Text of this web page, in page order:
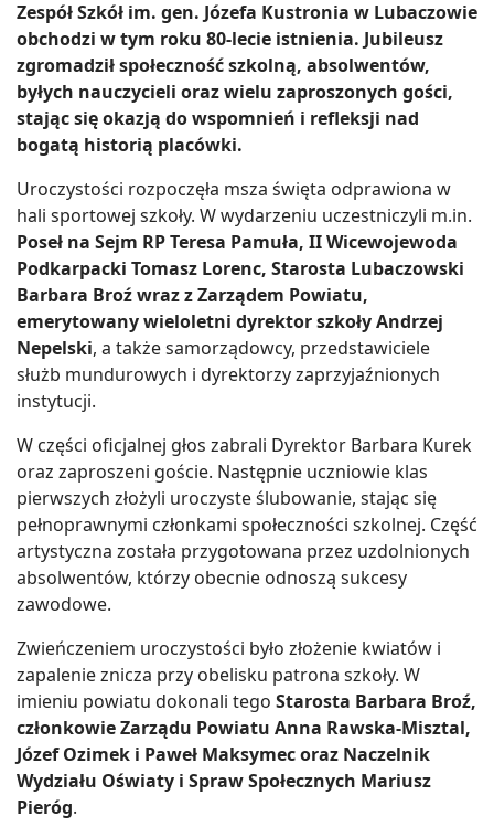
Zespół Szkół im. gen. Józefa Kustronia w Lubaczowie
obchodzi w tym roku 80-lecie istnienia. Jubileusz
zgromadził społeczność szkolną, absolwentów,
byłych nauczycieli oraz wielu zaproszonych gości,
stając się okazją do wspomnień i refleksji nad
bogatą historią placówki.
Uroczystości rozpoczęła msza święta odprawiona w
hali sportowej szkoły. W wydarzeniu uczestniczyli m.in.
Poseł na Sejm RP Teresa Pamuła, II Wicewojewoda
Podkarpacki Tomasz Lorenc, Starosta Lubaczowski
Barbara Broź wraz z Zarządem Powiatu,
emerytowany wieloletni dyrektor szkoły Andrzej
Nepelski, a także samorządowcy, przedstawiciele
służb mundurowych i dyrektorzy zaprzyjaźnionych
instytucji.
W części oficjalnej głos zabrali Dyrektor Barbara Kurek
oraz zaproszeni goście. Następnie uczniowie klas
pierwszych złożyli uroczyste ślubowanie, stając się
pełnoprawnymi członkami społeczności szkolnej. Część
artystyczna została przygotowana przez uzdolnionych
absolwentów, którzy obecnie odnoszą sukcesy
zawodowe.
Zwieńczeniem uroczystości było złożenie kwiatów i
zapalenie znicza przy obelisku patrona szkoły. W
imieniu powiatu dokonali tego Starosta Barbara Broź,
członkowie Zarządu Powiatu Anna Rawska-Misztal,
Józef Ozimek i Paweł Maksymec oraz Naczelnik
Wydziału Oświaty i Spraw Społecznych Mariusz
Pieróg.